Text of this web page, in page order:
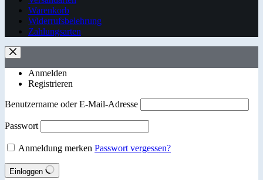
Warenkorb
Widerrufsbelehrung
Zahlungsarten
Anmelden
Registrieren
Benutzername oder E-Mail-Adresse
Passwort
Anmeldung merken Passwort vergessen?
Einloggen